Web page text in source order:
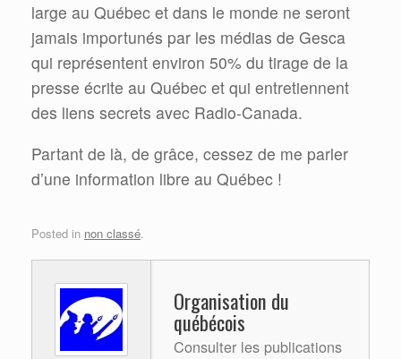
large au Québec et dans le monde ne seront
jamais importunés par les médias de Gesca
qui représentent environ 50% du tirage de la
presse écrite au Québec et qui entretiennent
des liens secrets avec Radio-Canada.
Partant de là, de grâce, cessez de me parler
d’une information libre au Québec !
Posted in non classé.
Organisation du
québécois
Consulter les publications